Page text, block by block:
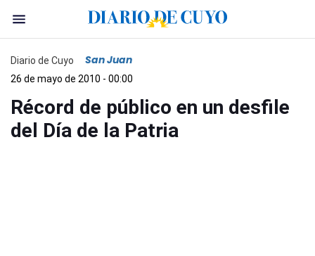
Diario de Cuyo San Juan
26 de mayo de 2010 - 00:00
Récord de público en un desfile
del Día de la Patria